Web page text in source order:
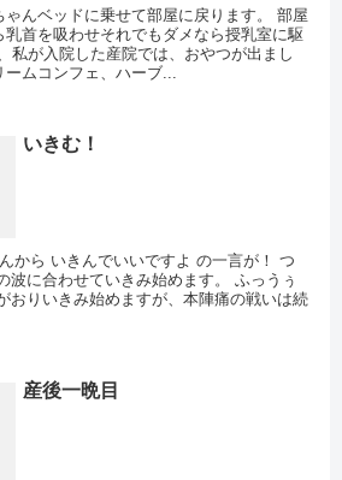
んベッドに乗せて部屋に戻ります。 部屋
首を吸わせそれでもダメなら授乳室に駆
私が入院した産院では、おやつが出まし
ムコンフェ、ハーブ...
いきむ！
から いきんでいいですよ の一言が！ つ
波に合わせていきみ始めます。 ふっうぅ
おりいきみ始めますが、本陣痛の戦いは続
産後一晩目